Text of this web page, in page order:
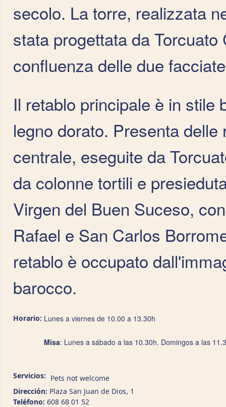
secolo. La torre, realizzata
stata progettata da
confluenza delle due
Il retablo principale è in stile
legno dorato. Presenta
centrale, eseguite da
da colonne tortili e
Virgen del Buen Suceso,
Rafael e San Carlos
retablo è occupato
barocco.
Horario: Lunes a viernes de 10.00 a 13.30h
Misa: Lunes a sábado a las 10.30h. Domingos a las
Servicios: Pets not welcome
Dirección: Plaza San Juan de Dios, 1
Teléfono: 608 68 01 52